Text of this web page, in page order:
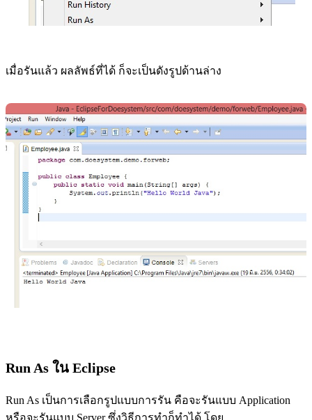
เมื่อรันแล้ว ผลลัพธ์ที่ได้ ก็จะเป็นดังรูปด้านล่าง
Run As ใน Eclipse
Run As เป็นการเลือกรูปแบบการรัน คือจะรันแบบ Application